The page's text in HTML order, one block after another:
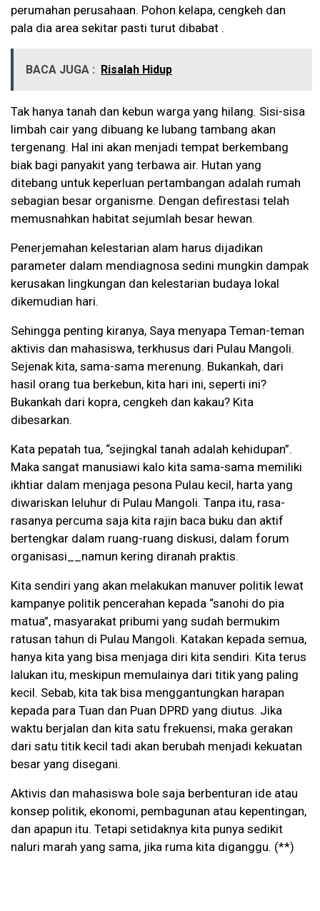
perumahan perusahaan. Pohon kelapa, cengkeh dan
pala dia area sekitar pasti turut dibabat .
BACA JUGA : Risalah Hidup
Tak hanya tanah dan kebun warga yang hilang. Sisi-sisa
limbah cair yang dibuang ke lubang tambang akan
tergenang. Hal ini akan menjadi tempat berkembang
biak bagi panyakit yang terbawa air. Hutan yang
ditebang untuk keperluan pertambangan adalah rumah
sebagian besar organisme. Dengan defirestasi telah
memusnahkan habitat sejumlah besar hewan.
Penerjemahan kelestarian alam harus dijadikan
parameter dalam mendiagnosa sedini mungkin dampak
kerusakan lingkungan dan kelestarian budaya lokal
dikemudian hari.
Sehingga penting kiranya, Saya menyapa Teman-teman
aktivis dan mahasiswa, terkhusus dari Pulau Mangoli.
Sejenak kita, sama-sama merenung. Bukankah, dari
hasil orang tua berkebun, kita hari ini, seperti ini?
Bukankah dari kopra, cengkeh dan kakau? Kita
dibesarkan.
Kata pepatah tua, “sejingkal tanah adalah kehidupan”.
Maka sangat manusiawi kalo kita sama-sama memiliki
ikhtiar dalam menjaga pesona Pulau kecil, harta yang
diwariskan leluhur di Pulau Mangoli. Tanpa itu, rasa-
rasanya percuma saja kita rajin baca buku dan aktif
bertengkar dalam ruang-ruang diskusi, dalam forum
organisasi__namun kering diranah praktis.
Kita sendiri yang akan melakukan manuver politik lewat
kampanye politik pencerahan kepada “sanohi do pia
matua”, masyarakat pribumi yang sudah bermukim
ratusan tahun di Pulau Mangoli. Katakan kepada semua,
hanya kita yang bisa menjaga diri kita sendiri. Kita terus
lalukan itu, meskipun memulainya dari titik yang paling
kecil. Sebab, kita tak bisa menggantungkan harapan
kepada para Tuan dan Puan DPRD yang diutus. Jika
waktu berjalan dan kita satu frekuensi, maka gerakan
dari satu titik kecil tadi akan berubah menjadi kekuatan
besar yang disegani.
Aktivis dan mahasiswa bole saja berbenturan ide atau
konsep politik, ekonomi, pembagunan atau kepentingan,
dan apapun itu. Tetapi setidaknya kita punya sedikit
naluri marah yang sama, jika ruma kita diganggu. (**)